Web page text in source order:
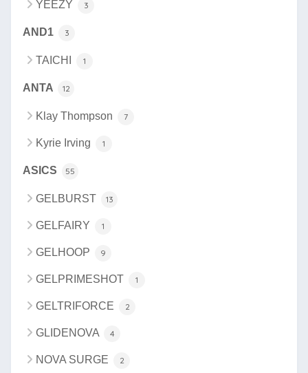
YEEZY 3
AND1 3
TAICHI 1
ANTA 12
Klay Thompson 7
Kyrie Irving 1
ASICS 55
GELBURST 13
GELFAIRY 1
GELHOOP 9
GELPRIMESHOT 1
GELTRIFORCE 2
GLIDENOVA 4
NOVA SURGE 2